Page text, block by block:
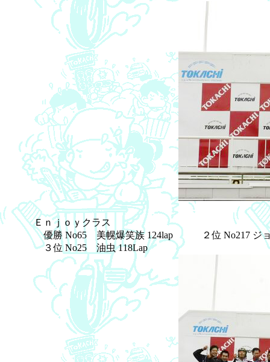
Ｅｎｊｏｙクラス
優勝 No65 美幌爆笑族 124lap ２位 No217 ジョ
３位 No25 油虫 118Lap